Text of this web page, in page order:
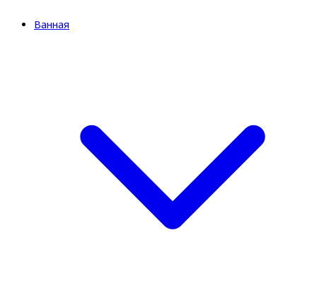
Ванная